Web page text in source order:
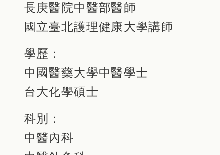
長庚醫院中醫部醫師
國立臺北護理健康大學講師
學歷：
中國醫藥大學中醫學士
台大化學碩士
科別：
中醫內科